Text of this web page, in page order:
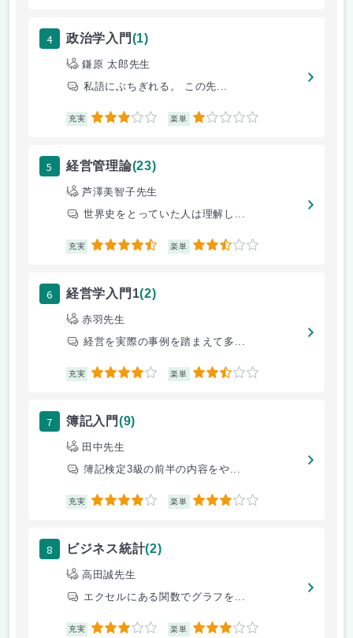
4 政治学入門(1)
鎌原 太郎先生
私語にぶちぎれる。 この先...
充実 3 楽単 1
5 経営管理論(23)
芦澤美智子先生
世界史をとっていた人は理解し...
充実 4.5 楽単 2.5
6 経営学入門1(2)
赤羽先生
経営を実際の事例を踏まえて多...
充実 4 楽単 2.5
7 簿記入門(9)
田中先生
簿記検定3級の前半の内容をや...
充実 4 楽単 3
8 ビジネス統計(2)
高田誠先生
エクセルにある関数でグラフを...
充実 3 楽単 3